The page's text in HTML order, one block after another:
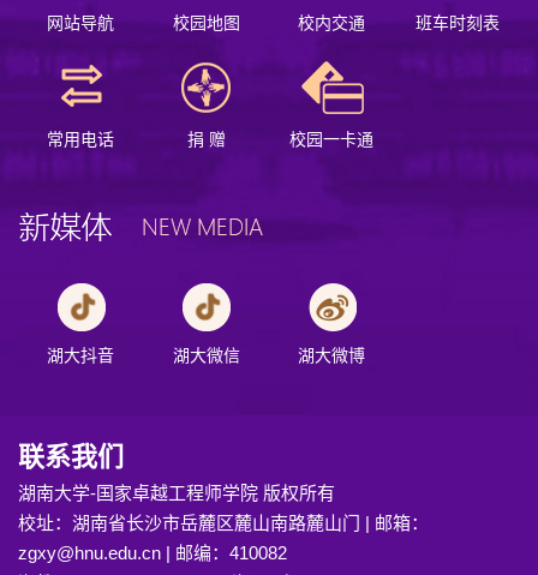
网站导航 校园地图 校内交通 班车时刻表
常用电话 捐 赠 校园一卡通
湖大抖音 湖大微信 湖大微博
联系我们
湖南大学-国家卓越工程师学院 版权所有
校址：湖南省长沙市岳麓区麓山南路麓山门 | 邮箱：
zgxy@hnu.edu.cn | 邮编：410082